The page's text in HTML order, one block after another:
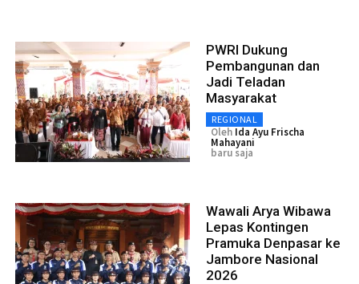
PWRI Dukung
Pembangunan dan
Jadi Teladan
Masyarakat
REGIONAL
Oleh Ida Ayu Frischa
Mahayani
baru saja
Wawali Arya Wibawa
Lepas Kontingen
Pramuka Denpasar ke
Jambore Nasional
2026